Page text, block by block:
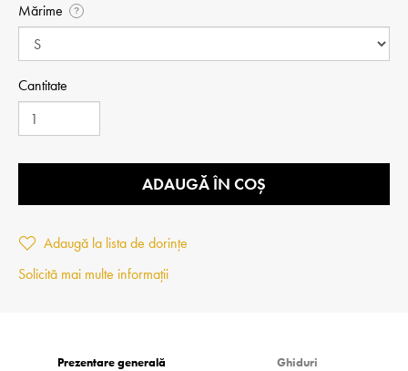
Mărime ?
Cantitate
ADAUGĂ ÎN COȘ
Adaugă la lista de dorințe
Solicită mai multe informații
Prezentare generală Ghiduri